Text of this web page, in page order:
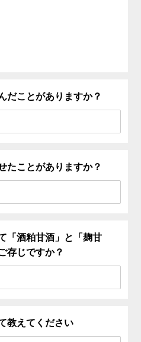
だことがありますか？
たことがありますか？
「酒粕甘酒」と「麹甘
存じですか？
教えてください